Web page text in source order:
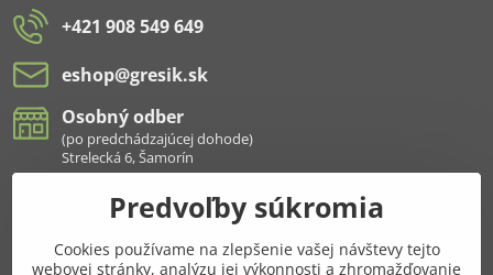
+421 908 549 649
eshop​@gresik​.sk
Osobný odber
(po predchádzajúcej dohode)
Strelecká 6, Šamorín
Všetko k nákupu
Pridajte sa k nám aj na sieťach
Predvoľby súkromia
Cookies používame na zlepšenie vašej návštevy tejto
webovej stránky, analýzu jej výkonnosti a zhromažďovanie